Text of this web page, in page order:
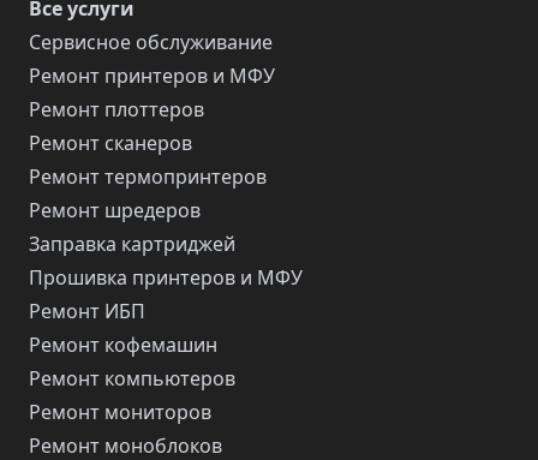
Все услуги
Сервисное обслуживание
Ремонт принтеров и МФУ
Ремонт плоттеров
Ремонт сканеров
Ремонт термопринтеров
Ремонт шредеров
Заправка картриджей
Прошивка принтеров и МФУ
Ремонт ИБП
Ремонт кофемашин
Ремонт компьютеров
Ремонт мониторов
Ремонт моноблоков